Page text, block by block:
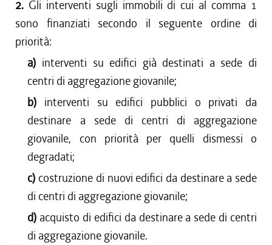
2. Gli interventi sugli immobili di cui al comma 1
sono finanziati secondo il seguente ordine di
priorità:
a) interventi su edifici già destinati a sede di
centri di aggregazione giovanile;
b) interventi su edifici pubblici o privati da
destinare a sede di centri di aggregazione
giovanile, con priorità per quelli dismessi o
degradati;
c) costruzione di nuovi edifici da destinare a sede
di centri di aggregazione giovanile;
d) acquisto di edifici da destinare a sede di centri
di aggregazione giovanile.